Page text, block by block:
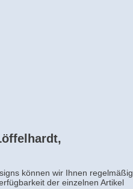
können wir Ihnen regelmäßig
der einzelnen Artikel